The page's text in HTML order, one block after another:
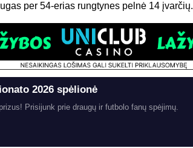
per 54-erias rungtynes pelnė 14 įvarčių.
2026 spėlionė
Prisijunk prie draugų ir futbolo fanų spėjimų.